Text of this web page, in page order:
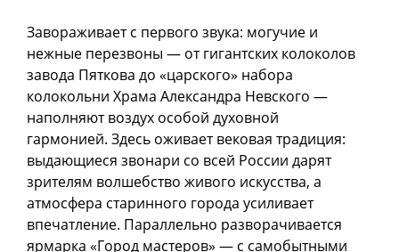
Завораживает с первого звука: могучие и
нежные перезвоны — от гигантских колоколов
завода Пяткова до «царского» набора
колокольни Храма Александра Невского —
наполняют воздух особой духовной
гармонией. Здесь оживает вековая традиция:
выдающиеся звонари со всей России дарят
зрителям волшебство живого искусства, а
атмосфера старинного города усиливает
впечатление. Параллельно разворачивается
ярмарка «Город мастеров» — с самобытными